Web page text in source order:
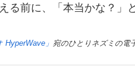
る前に、「本当かな？」
HyperWave」 宛のひとりネズミの電